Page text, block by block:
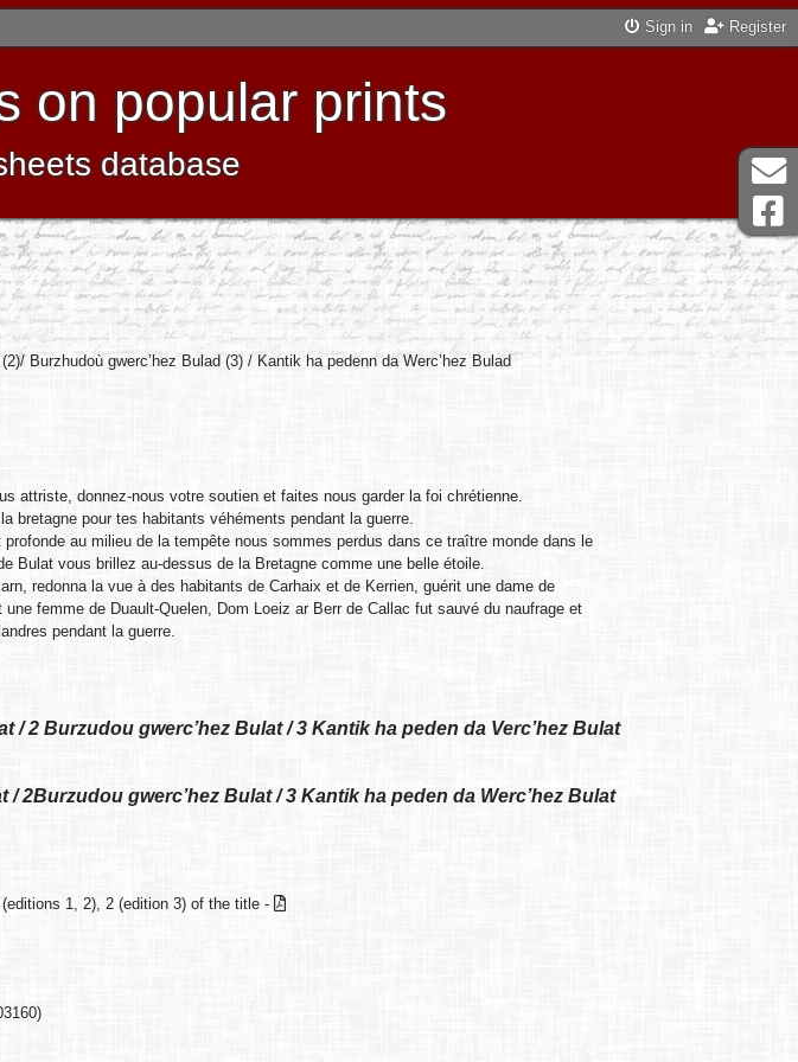
Sign in Register
on popular prints
database
Burzhudoù gwerc’hez Bulad (3) / Kantik ha pedenn da Werc’hez Bulad
attriste, donnez-nous votre soutien et faites nous garder la foi chrétienne.
bretagne pour tes habitants véhéments pendant la guerre.
au milieu de la tempête nous sommes perdus dans ce traître monde dans le
Bulat vous brillez au-dessus de la Bretagne comme une belle étoile.
redonna la vue à des habitants de Carhaix et de Kerrien, guérit une dame de
femme de Duault-Quelen, Dom Loeiz ar Berr de Callac fut sauvé du naufrage et
pendant la guerre.
/ 2 Burzudou gwerc’hez Bulat / 3 Kantik ha peden da Verc’hez Bulat
/ 2Burzudou gwerc’hez Bulat / 3 Kantik ha peden da Werc’hez Bulat
1, 2), 2 (edition 3) of the title -